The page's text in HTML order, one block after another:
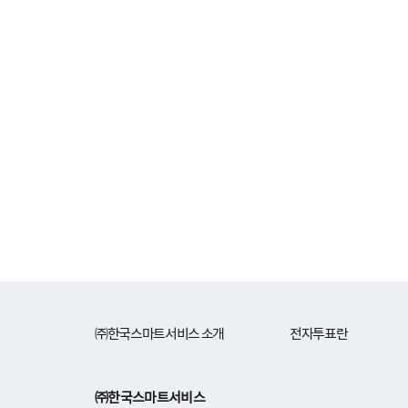
㈜한국스마트서비스 소개 전자투표란
㈜한국스마트서비스